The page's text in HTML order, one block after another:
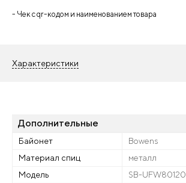
- Чек с qr-кодом и наименованием товара
Характеристики
Дополнительные
Байонет
Bowens
Материал спиц
металл
Модель
SB-UFW80120